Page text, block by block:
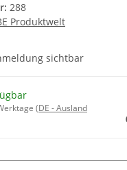
288
Produktwelt
sichtbar
(DE - Ausland